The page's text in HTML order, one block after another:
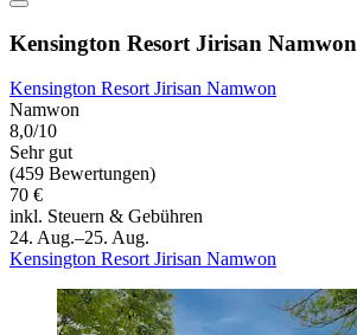
Kensington Resort Jirisan Namwon
Kensington Resort Jirisan Namwon
Namwon
8,0/10
Sehr gut
(459 Bewertungen)
70 €
inkl. Steuern & Gebühren
24. Aug.–25. Aug.
Kensington Resort Jirisan Namwon